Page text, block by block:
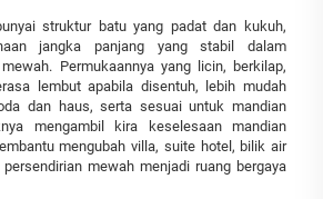
struktur batu yang padat dan kukuh,
jangka panjang yang stabil dalam
Permukaannya yang licin, berkilap,
lembut apabila disentuh, lebih mudah
dan haus, serta sesuai untuk mandian
mengambil kira keselesaan mandian
mengubah villa, suite hotel, bilik air
mewah menjadi ruang bergaya